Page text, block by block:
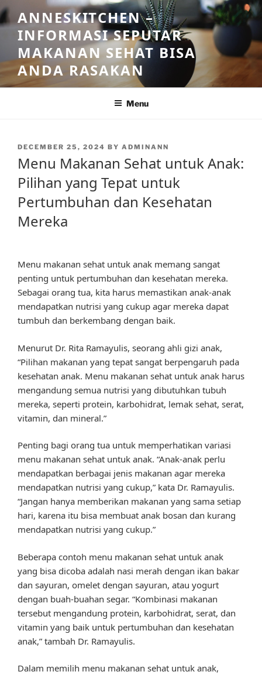
Skip
to
content
ANNESKITCHEN –
INFORMASI SEPUTAR
MAKANAN SEHAT BISA
ANDA RASAKAN
Menu
POSTED
DECEMBER 25, 2024 BY ADMINANN
Menu Makanan Sehat untuk Anak:
Pilihan yang Tepat untuk
Pertumbuhan dan Kesehatan
Mereka
Menu makanan sehat untuk anak memang sangat
penting untuk pertumbuhan dan kesehatan mereka.
Sebagai orang tua, kita harus memastikan anak-anak
mendapatkan nutrisi yang cukup agar mereka dapat
tumbuh dan berkembang dengan baik.
Menurut Dr. Rita Ramayulis, seorang ahli gizi anak,
“Pilihan makanan yang tepat sangat berpengaruh pada
kesehatan anak. Menu makanan sehat untuk anak harus
mengandung semua nutrisi yang dibutuhkan tubuh
mereka, seperti protein, karbohidrat, lemak sehat, serat,
vitamin, dan mineral.”
Penting bagi orang tua untuk memperhatikan variasi
menu makanan sehat untuk anak. “Anak-anak perlu
mendapatkan berbagai jenis makanan agar mereka
mendapatkan nutrisi yang cukup,” kata Dr. Ramayulis.
“Jangan hanya memberikan makanan yang sama setiap
hari, karena itu bisa membuat anak bosan dan kurang
mendapatkan nutrisi yang cukup.”
Beberapa contoh menu makanan sehat untuk anak
yang bisa dicoba adalah nasi merah dengan ikan bakar
dan sayuran, omelet dengan sayuran, atau yogurt
dengan buah-buahan segar. “Kombinasi makanan
tersebut mengandung protein, karbohidrat, serat, dan
vitamin yang baik untuk pertumbuhan dan kesehatan
anak,” tambah Dr. Ramayulis.
Dalam memilih menu makanan sehat untuk anak,